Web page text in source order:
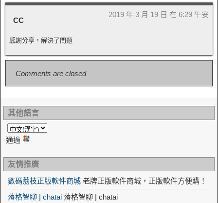
CC
2019 年 3 月 19 日 在 6:29 午安
感謝分享，解決了問題
Comments are closed
其他語言
通過
友情推廣
數碼荔枝正版軟件商城 老牌正版軟件商城，正版軟件方便購！
落格智聊 | chatai 落格智聊 | chatai